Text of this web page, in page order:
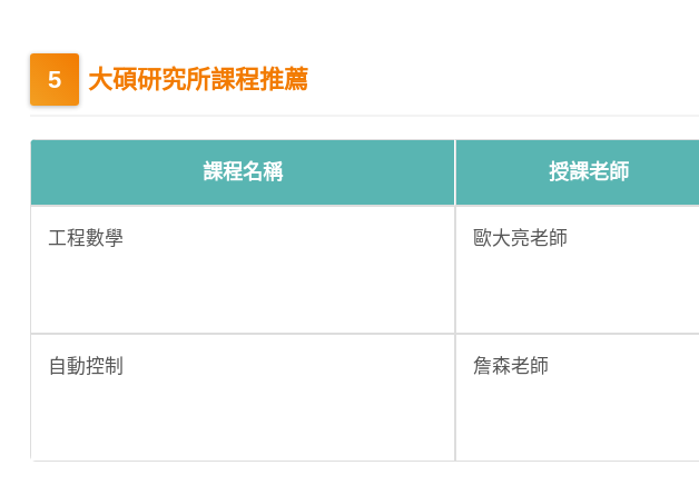
大碩研究所課程推薦
課程名稱 授課老師
工程數學
歐大亮老師
自動控制
詹森老師